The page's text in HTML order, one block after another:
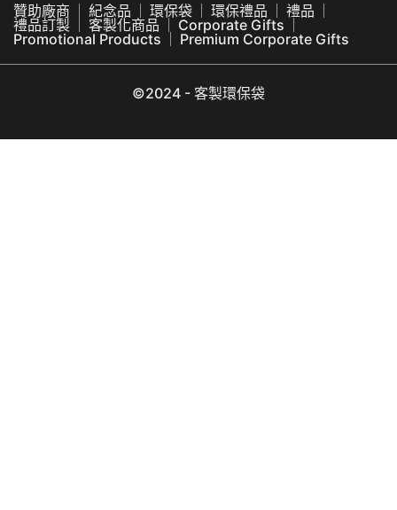
贊助廠商 紀念品 環保袋 環保禮品
禮品
禮品訂製
客製化商品
Corporate Gifts
Promotional Products
Premium Corporate Gifts
©2024 - 客製環保袋